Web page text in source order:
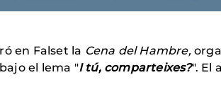
en Falset la Cena del Hambre,
el lema "I tú, comparteixes?". El